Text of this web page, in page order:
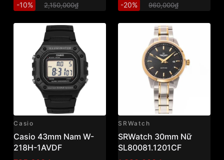
-10% 2,150,000₫ -20% 960,000₫
Casio
Casio 43mm Nam W-
218H-1AVDF
SRWatch
SRWatch 30mm Nữ
SL80081.1201CF